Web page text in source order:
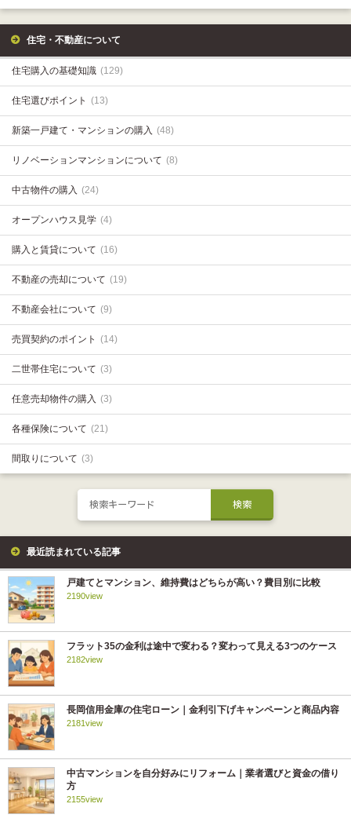
住宅・不動産について
住宅購入の基礎知識 (129)
住宅選びポイント (13)
新築一戸建て・マンションの購入 (48)
リノベーションマンションについて (8)
中古物件の購入 (24)
オープンハウス見学 (4)
購入と賃貸について (16)
不動産の売却について (19)
不動産会社について (9)
売買契約のポイント (14)
二世帯住宅について (3)
任意売却物件の購入 (3)
各種保険について (21)
間取りについて (3)
最近読まれている記事
戸建てとマンション、維持費はどちらが高い？費目別に比較
2190view
フラット35の金利は途中で変わる？変わって見える3つのケース
2182view
長岡信用金庫の住宅ローン｜金利引下げキャンペーンと商品内容
2181view
中古マンションを自分好みにリフォーム｜業者選びと資金の借り
方
2155view